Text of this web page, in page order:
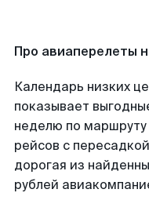
Про авиаперелеты
Календарь низких
показывает
неделю по маршруту
рейсов с
дорогая из
рублей